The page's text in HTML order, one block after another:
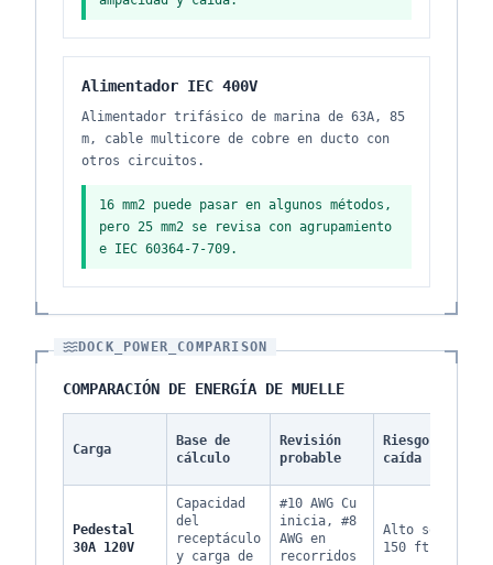
Alimentador IEC 400V
Alimentador trifásico de marina de 63A, 85
m, cable multicore de cobre en ducto con
otros circuitos.
16 mm2 puede pasar en algunos métodos,
pero 25 mm2 se revisa con agrupamiento
e IEC 60364-7-709.
DOCK_POWER_COMPARISON
COMPARACIÓN DE ENERGÍA DE MUELLE
Carga
Base de
cálculo
Revisión
probable
Riesgo de
caída
Pedestal
30A 120V
Capacidad
del
receptáculo
y carga de
#10 AWG Cu
inicia, #8
AWG en
recorridos
Alto sobre
150 ft